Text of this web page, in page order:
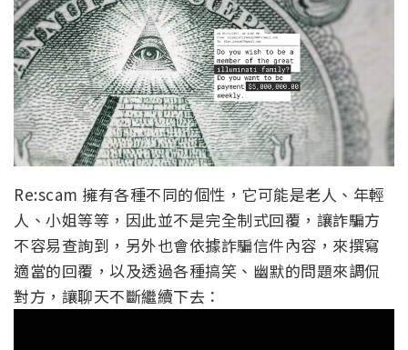
Re:scam 擁有各種不同的個性，它可能是老人、年輕
人、小姐等等，因此並不是完全制式回覆，讓詐騙方
不容易查詢到，另外也會依據詐騙信件內容，來撰寫
適當的回覆，以及透過各種搞笑、幽默的問題來調侃
對方，讓聊天不斷繼續下去：